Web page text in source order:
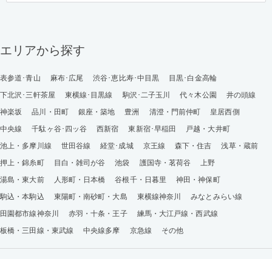
エリアから探す
表参道･青山 麻布･広尾 渋谷･恵比寿･中目黒
目黒･白金高輪
下北沢･三軒茶屋
東横線･目黒線 駒沢･二子玉川 代々木公園
井の頭線
神楽坂
品川・田町 銀座・築地 豊洲 清澄・門前仲町
皇居西側
中央線
千駄ヶ谷･四ッ谷 西新宿 東新宿･早稲田
戸越・大井町
池上・多摩川線
世田谷線 経堂･成城 京王線 森下・住吉
浅草・蔵前
押上・錦糸町
目白・雑司が谷 池袋 護国寺・茗荷谷
上野
湯島・東大前
人形町・日本橋 谷根千・日暮里
神田・神保町
駒込・本駒込
東陽町・南砂町・大島 東横線神奈川
みなとみらい線
田園都市線神奈川
赤羽・十条・王子
練馬・大江戸線・西武線
板橋・三田線・東武線
中央線多摩 京急線 その他